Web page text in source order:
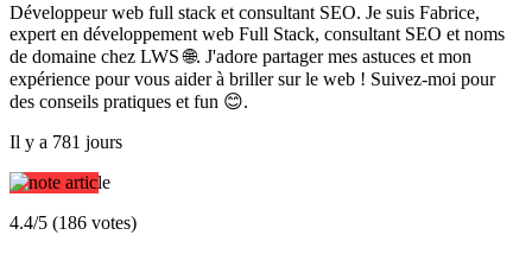
Développeur web full stack et consultant SEO. Je suis Fabrice,
expert en développement web Full Stack, consultant SEO et noms
de domaine chez LWS 🌐. J'adore partager mes astuces et mon
expérience pour vous aider à briller sur le web ! Suivez-moi pour
des conseils pratiques et fun 😊.
Il y a 781 jours
4.4/5 (186 votes)